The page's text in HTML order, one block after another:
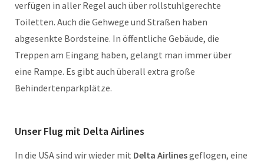
verfügen in aller Regel auch über rollstuhlgerechte
Toiletten. Auch die Gehwege und Straßen haben
abgesenkte Bordsteine. In öffentliche Gebäude, die
Treppen am Eingang haben, gelangt man immer über
eine Rampe. Es gibt auch überall extra große
Behindertenparkplätze.
Unser Flug mit Delta Airlines
In die USA sind wir wieder mit Delta Airlinesgeflogen, eine